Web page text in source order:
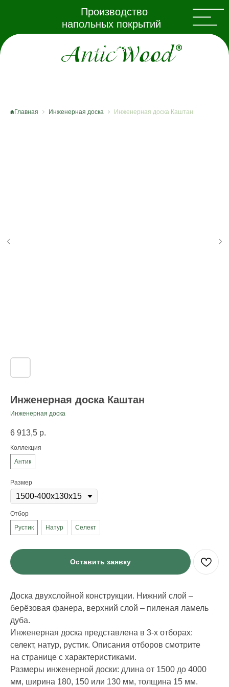
Производство
напольных покрытий
из натурального
дерева
Главная Инженерная доска Инженерная доска Каштан
Инженерная доска Каштан
Инженерная доска
6 913,5 р.
Коллекция
Антик
Размер
Отбор
Рустик
Натур Селект
Оставить заявку
Доска двухслойной конструкции. Нижний слой –
берёзовая фанера, верхний слой – пиленая ламель
дуба.
Инженерная доска представлена в 3-х отборах:
селект, натур, рустик. Описания отборов смотрите
на странице с характеристиками.
Размеры инженерной доски: длина от 1500 до 4000
мм, ширина 180, 150 или 130 мм, толщина 15 мм.
ИНФОРМАЦИЯ
Стать дилером
Наши работы